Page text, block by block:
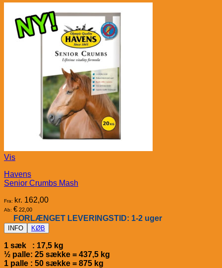
Vis
Havens
Senior Crumbs Mash
Fra: kr. 162,00
Ab: € 22,00
FORLÆNGET LEVERINGSTID: 1-2 uger
INFO KØB
1 sæk : 17,5 kg
½ palle: 25 sække = 437,5 kg
1 palle : 50 sække = 875 kg